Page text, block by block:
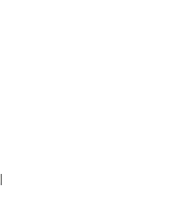
|